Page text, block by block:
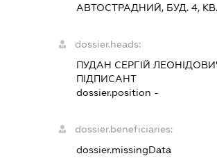
АВТОСТРАДНИЙ, БУД. 4,
dossier.heads:
ПУДАН СЕРГІЙ
ПІДПИСАНТ
dossier.position -
dossier.beneficiaries:
dossier.missingData